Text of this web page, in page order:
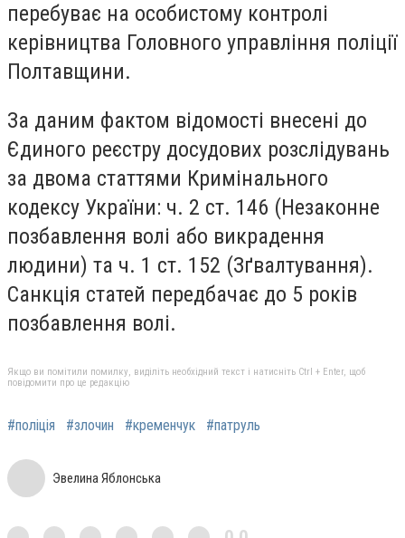
перебуває на особистому контролі
керівництва Головного управління поліції
Полтавщини.
За даним фактом відомості внесені до
Єдиного реєстру досудових розслідувань
за двома статтями Кримінального
кодексу України: ч. 2 ст. 146 (Незаконне
позбавлення волі або викрадення
людини) та ч. 1 ст. 152 (Зґвалтування).
Санкція статей передбачає до 5 років
позбавлення волі.
Якщо ви помітили помилку, виділіть необхідний текст і натисніть Ctrl + Enter, щоб
повідомити про це редакцію
#поліція #злочин #кременчук #патруль
Эвелина Яблонська